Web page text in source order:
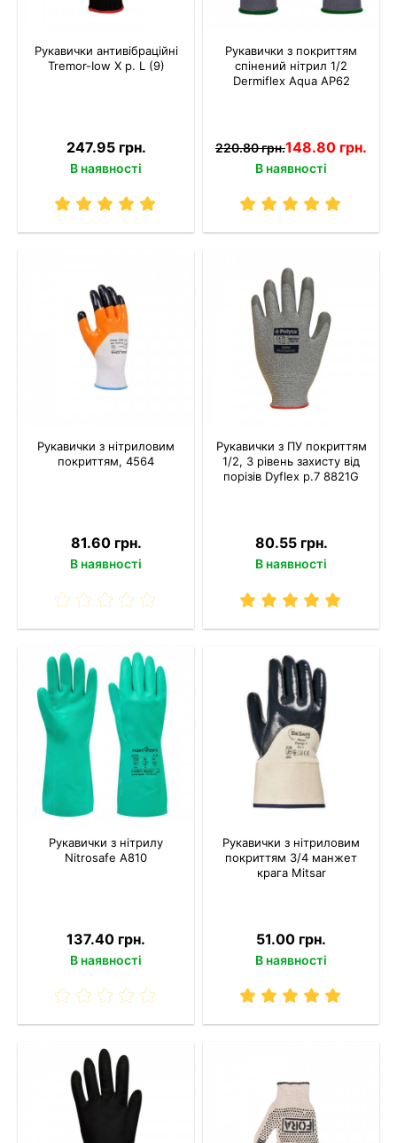
Рукавички антивібраційні
Tremor-Іow X р. L (9)
247.95 грн.
В наявності
Рукавички з покриттям
спінений нітрил 1/2
Dermiflex Aqua AP62
148.80 грн.
220.80 грн.
В наявності
Рукавички з нітриловим
покриттям, 4564
81.60 грн.
В наявності
Рукавички з ПУ покриттям
1/2, 3 рівень захисту від
порізів Dyflex р.7 8821G
80.55 грн.
В наявності
Рукавички з нітрилу
Nitrosafe A810
137.40 грн.
В наявності
Рукавички з нітриловим
покриттям 3/4 манжет
крага Mitsar
51.00 грн.
В наявності